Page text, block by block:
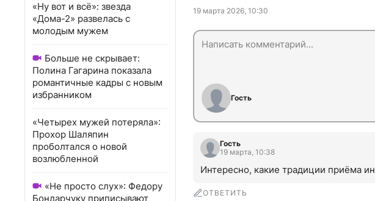
«Ну вот и всё»: звезда
«Дома-2» развелась с
молодым мужем
Больше не скрывает:
Полина Гагарина показала
романтичные кадры с новым
избранником
«Четырех мужей потеряла»:
Прохор Шаляпин
проболтался о новой
возлюбленной
«Не просто слух»: Федору
Бондарчуку приписывают
19 марта 2026, 10:30
Гость
Гость
19 марта, 10:38
Интересно, какие традиции приёма
ОТВЕТИТЬ